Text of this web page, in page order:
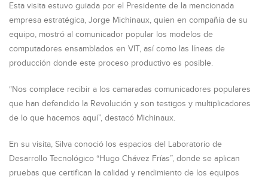
Esta visita estuvo guiada por el Presidente de la mencionada
empresa estratégica, Jorge Michinaux, quien en compañía de su
equipo, mostró al comunicador popular los modelos de
computadores ensamblados en VIT, así como las líneas de
producción donde este proceso productivo es posible.
“Nos complace recibir a los camaradas comunicadores populares
que han defendido la Revolución y son testigos y multiplicadores
de lo que hacemos aquí”, destacó Michinaux.
En su visita, Silva conoció los espacios del Laboratorio de
Desarrollo Tecnológico “Hugo Chávez Frías”, donde se aplican
pruebas que certifican la calidad y rendimiento de los equipos